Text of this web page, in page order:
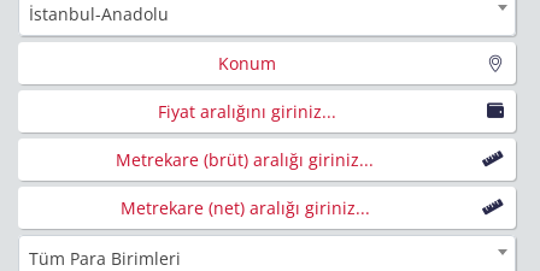
İstanbul-Anadolu
Konum
Fiyat aralığını giriniz...
Metrekare (brüt) aralığı giriniz...
Metrekare (net) aralığı giriniz...
Tüm Para Birimleri